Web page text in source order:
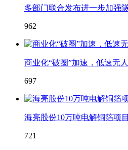
多部门联合发布进一步加强
962
商业化“破圈”加速，低速无
697
海亮股份10万吨电解铜箔项
721